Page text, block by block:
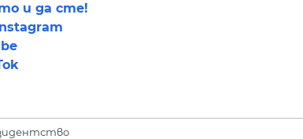
и да сте!
Instagram